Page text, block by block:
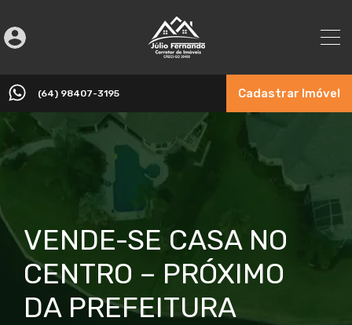
(64) 98407-3195 Cadastrar Imóvel
VENDE-SE CASA NO
CENTRO – PRÓXIMO
DA PREFEITURA